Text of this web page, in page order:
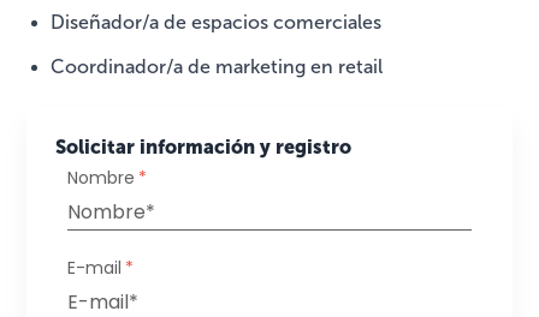
Diseñador/a de espacios comerciales
Coordinador/a de marketing en retail
Solicitar información y registro
Nombre *
E-mail *